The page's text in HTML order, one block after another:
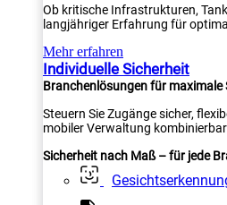
Ob kritische Infrastrukturen,
langjähriger Erfahrung für
Mehr erfahren
Individuelle Sicherheit
Branchenlösungen für maximale
Steuern Sie Zugänge sicher,
mobiler Verwaltung
Sicherheit nach Maß – für jede